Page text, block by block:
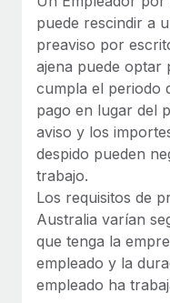
Comprobaciones
Simplifica los
Cumplimiento
Adelántate a los
normativo.
Gestión de
Proporciona
en todo el mundo.
Apertura de
Abre entidades
Nómina global
EOR y PEO
Contractor
Impuestos
Explora el blog
BLOG
Novedades de
puede rescindir a
preaviso por
ajena puede optar
cumpla el periodo
pago en lugar del
aviso y los
despido pueden
trabajo.
Los requisitos de
Australia varían
que tenga la
empleado y la
empleado ha